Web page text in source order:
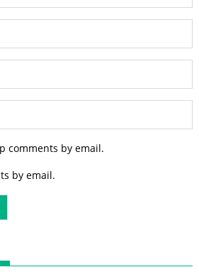
comments by email.
by email.